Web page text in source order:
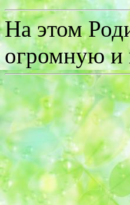
На этом
огромную